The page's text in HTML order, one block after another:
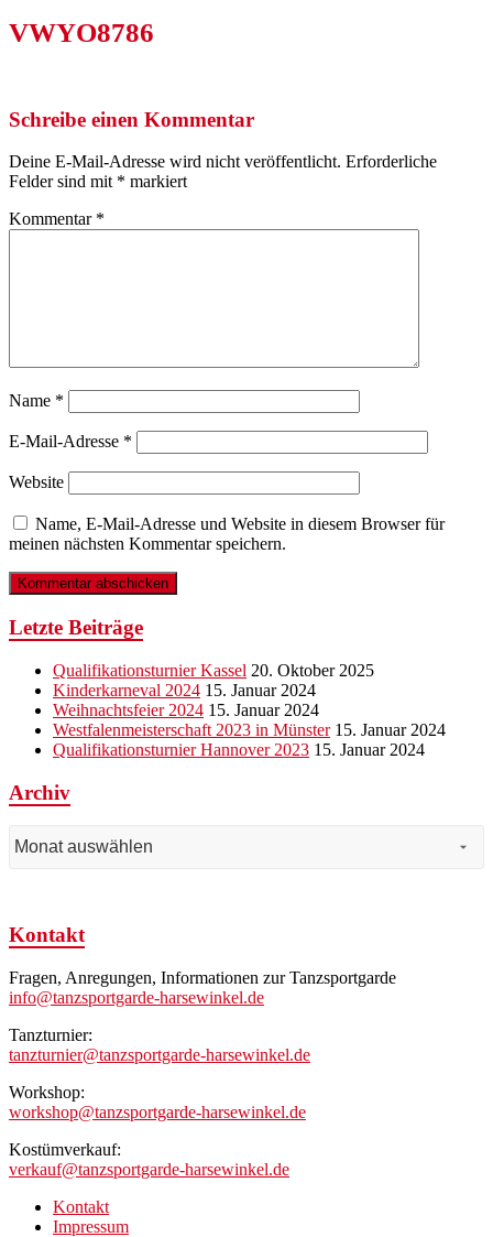
VWYO8786
Schreibe einen Kommentar
Deine E-Mail-Adresse wird nicht veröffentlicht. Erforderliche
Felder sind mit * markiert
Kommentar *
Name *
E-Mail-Adresse *
Website
Name, E-Mail-Adresse und Website in diesem Browser für
meinen nächsten Kommentar speichern.
Letzte Beiträge
Qualifikationsturnier Kassel 20. Oktober 2025
Kinderkarneval 2024 15. Januar 2024
Weihnachtsfeier 2024 15. Januar 2024
Westfalenmeisterschaft 2023 in Münster 15. Januar 2024
Qualifikationsturnier Hannover 2023 15. Januar 2024
Archiv
Kontakt
Fragen, Anregungen, Informationen zur Tanzsportgarde
info@tanzsportgarde-harsewinkel.de
Tanzturnier:
tanzturnier@tanzsportgarde-harsewinkel.de
Workshop:
workshop@tanzsportgarde-harsewinkel.de
Kostümverkauf:
verkauf@tanzsportgarde-harsewinkel.de
Kontakt
Impressum